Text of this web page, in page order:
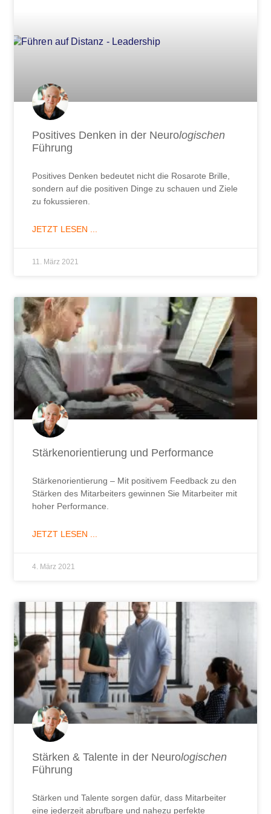
Positives Denken in der Neurologischen
Führung
Positives Denken bedeutet nicht die Rosarote Brille,
sondern auf die positiven Dinge zu schauen und Ziele
zu fokussieren.
JETZT LESEN ...
11. März 2021
Stärkenorientierung und Performance
Stärkenorientierung – Mit positivem Feedback zu den
Stärken des Mitarbeiters gewinnen Sie Mitarbeiter mit
hoher Performance.
JETZT LESEN ...
4. März 2021
Stärken & Talente in der Neurologischen
Führung
Stärken und Talente sorgen dafür, dass Mitarbeiter
eine jederzeit abrufbare und nahezu perfekte